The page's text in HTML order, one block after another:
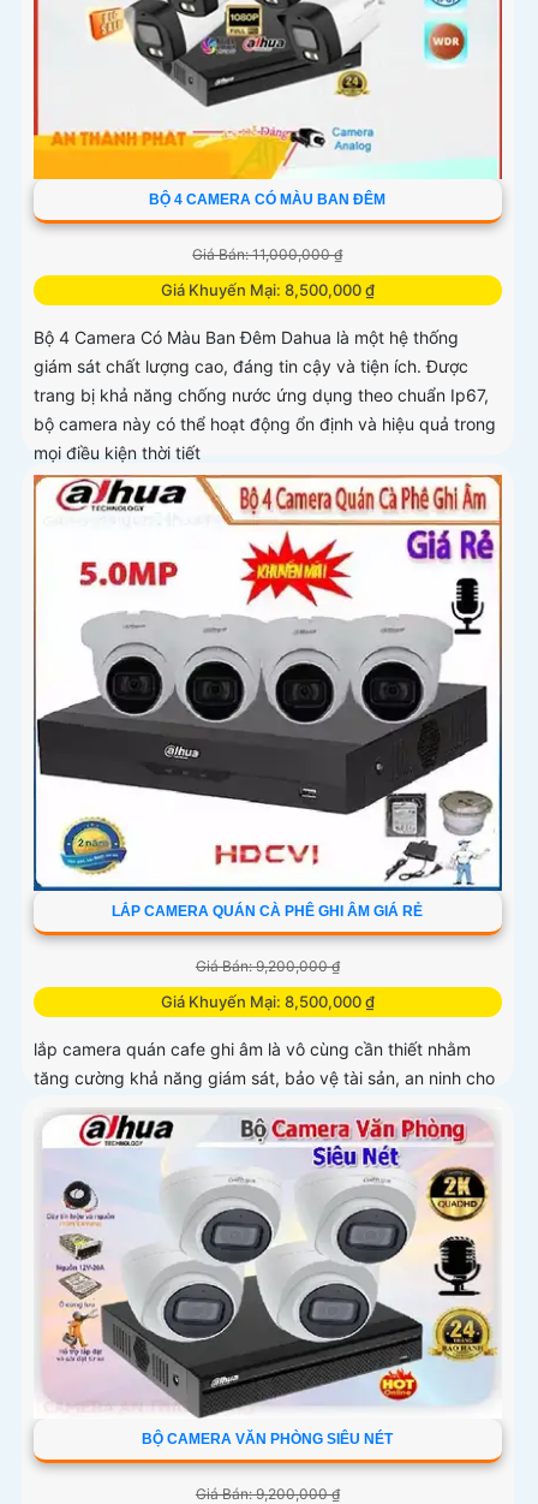
BỘ 4 CAMERA CÓ MÀU BAN ĐÊM
Giá Bán: 11,000,000 ₫
Giá Khuyến Mại: 8,500,000 ₫
Bộ 4 Camera Có Màu Ban Đêm Dahua là một hệ thống
giám sát chất lượng cao, đáng tin cậy và tiện ích. Được
trang bị khả năng chống nước ứng dụng theo chuẩn Ip67,
bộ camera này có thể hoạt động ổn định và hiệu quả trong
mọi điều kiện thời tiết
LẮP CAMERA QUÁN CÀ PHÊ GHI ÂM GIÁ RẺ
Giá Bán: 9,200,000 ₫
Giá Khuyến Mại: 8,500,000 ₫
lắp camera quán cafe ghi âm là vô cùng cần thiết nhằm
tăng cường khả năng giám sát, bảo vệ tài sản, an ninh cho
khách hàng, cửa hàng và nhân viên của quán. Ngoài ra
còn có thể...
BỘ CAMERA VĂN PHÒNG SIÊU NÉT
Giá Bán: 9,200,000 ₫